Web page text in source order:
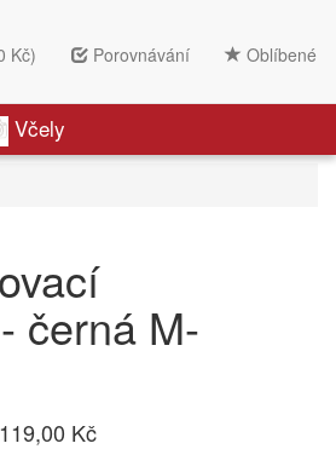
Kč) Porovnávání Oblíbené
Včely
černá M-
119,00 Kč